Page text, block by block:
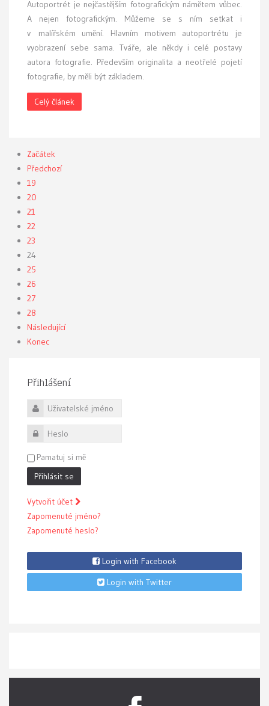
Autoportrét je nejčastějším fotografickým námětem vůbec.
A nejen fotografickým. Můžeme se s ním setkat i
v malířském umění. Hlavním motivem autoportrétu je
vyobrazení sebe sama. Tváře, ale někdy i celé postavy
autora fotografie. Především originalita a neotřelé pojetí
fotografie, by měli být základem.
Celý článek
Začátek
Předchozí
19
20
21
22
23
24
25
26
27
28
Následující
Konec
Přihlášení
Uživatelské jméno
Heslo
Pamatuj si mě
Přihlásit se
Vytvořit účet
Zapomenuté jméno?
Zapomenuté heslo?
Login with Facebook
Login with Twitter